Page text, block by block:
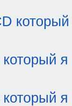
который
я
я